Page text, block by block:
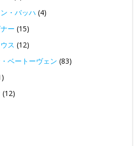
・バッハ (4)
ー (15)
ス (12)
ベートーヴェン (83)
(12)